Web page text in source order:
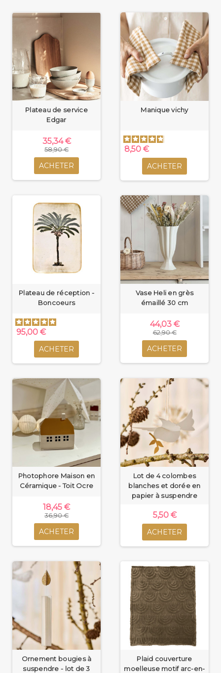
Plateau de service
Edgar
35,34 €
58,90 €
ACHETER
Manique vichy
8,50 €
ACHETER
Plateau de réception -
Boncoeurs
95,00 €
ACHETER
Vase Heli en grès
émaillé 30 cm
44,03 €
62,90 €
ACHETER
Photophore Maison en
Céramique - Toit Ocre
18,45 €
36,90 €
ACHETER
Lot de 4 colombes
blanches et dorée en
papier à suspendre
5,50 €
ACHETER
Ornement bougies à
suspendre - lot de 3
Plaid couverture
moelleuse motif arc-en-